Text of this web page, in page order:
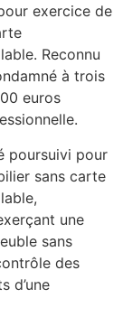
exercice de
Reconnu
à trois
euros
poursuivi pour
sans carte
une
sans
des
d’une